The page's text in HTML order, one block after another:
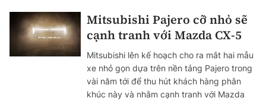
Mitsubishi Pajero cỡ nhỏ sẽ
cạnh tranh với Mazda CX-5
Mitsubishi lên kế hoạch cho ra mắt hai mẫu
xe nhỏ gọn dựa trên nền tảng Pajero trong
vài năm tới để thu hút khách hàng phân
khúc này và nhằm cạnh tranh với Mazda